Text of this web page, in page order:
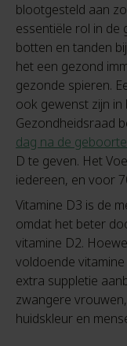
blootgesteld aan
essentiële rol in de
botten en tanden
het een gezond
gezonde spieren.
ook gewenst zijn in
Gezondheidsraad
dag na de
D te geven. Het
iedereen, en voor
Vitamine D3 is de
omdat het beter
vitamine D2.
voldoende
extra suppletie
zwangere
huidskleur en